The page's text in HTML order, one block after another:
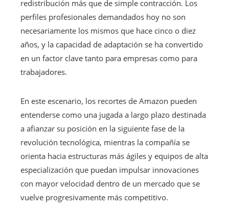
redistribución más que de simple contracción. Los
perfiles profesionales demandados hoy no son
necesariamente los mismos que hace cinco o diez
años, y la capacidad de adaptación se ha convertido
en un factor clave tanto para empresas como para
trabajadores.
En este escenario, los recortes de Amazon pueden
entenderse como una jugada a largo plazo destinada
a afianzar su posición en la siguiente fase de la
revolución tecnológica, mientras la compañía se
orienta hacia estructuras más ágiles y equipos de alta
especialización que puedan impulsar innovaciones
con mayor velocidad dentro de un mercado que se
vuelve progresivamente más competitivo.